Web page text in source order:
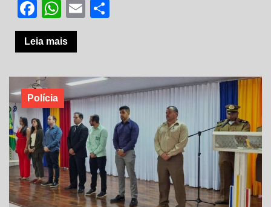
Facebook
WhatsApp
Email
Leia mais
Polícia